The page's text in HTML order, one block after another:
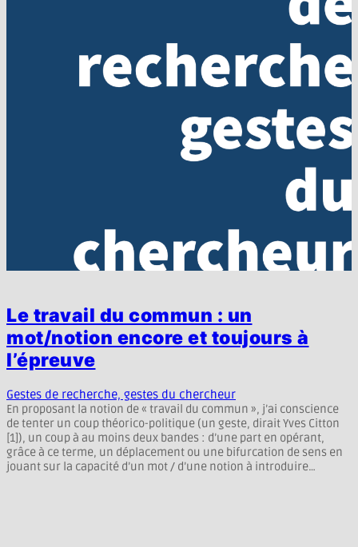
Le travail du commun : un
mot/notion encore et toujours à
l’épreuve
Gestes de recherche, gestes du chercheur
En proposant la notion de « travail du commun », j’ai conscience
de tenter un coup théorico-politique (un geste, dirait Yves Citton
[1]), un coup à au moins deux bandes : d’une part en opérant,
grâce à ce terme, un déplacement ou une bifurcation de sens en
jouant sur la capacité d’un mot / d’une notion à introduire…